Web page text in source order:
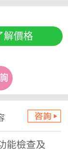
解價格
能檢查及